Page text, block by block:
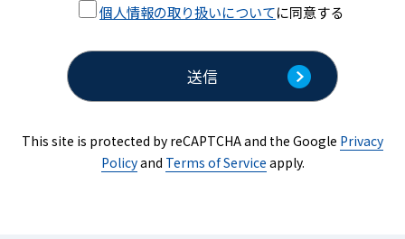
個人情報の取り扱いについてに同意する
This site is protected by reCAPTCHA and the Google Privacy
Policyand Terms of Service apply.